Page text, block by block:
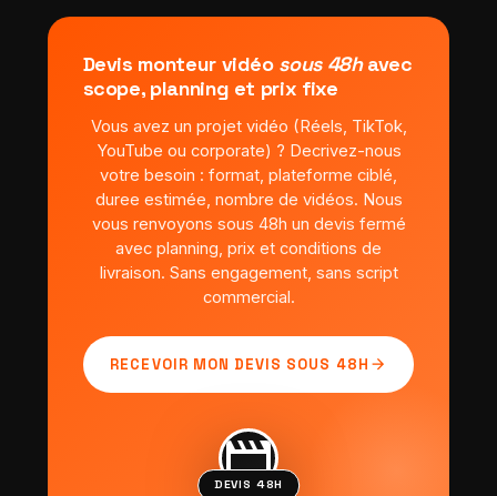
Devis monteur vidéo sous 48havec
scope, planning et prix fixe
Vous avez un projet vidéo (Réels, TikTok,
YouTube ou corporate) ? Decrivez-nous
votre besoin : format, plateforme ciblé,
duree estimée, nombre de vidéos. Nous
vous renvoyons sous 48h un devis fermé
avec planning, prix et conditions de
livraison. Sans engagement, sans script
commercial.
RECEVOIR MON DEVIS SOUS 48H arrow_forward
movie
DEVIS 48H